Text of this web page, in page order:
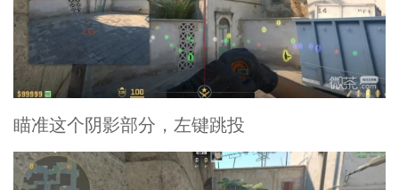
瞄准这个阴影部分，左键跳投